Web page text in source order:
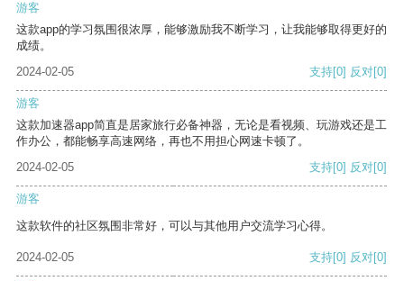
游客
这款app的学习氛围很浓厚，能够激励我不断学习，让我能够取得更好的
成绩。
2024-02-05
支持[0] 反对[0]
游客
这款加速器app简直是居家旅行必备神器，无论是看视频、玩游戏还是工
作办公，都能畅享高速网络，再也不用担心网速卡顿了。
2024-02-05
支持[0] 反对[0]
游客
这款软件的社区氛围非常好，可以与其他用户交流学习心得。
2024-02-05 支持[0] 反对[0]